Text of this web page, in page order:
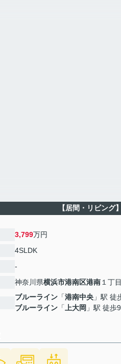
【居間・リビング】
3,799万円
4SLDK
-
神奈川県横浜市港南区港南 １丁
ブルーライン 「港南中央 」駅 徒
ブルーライン 「 上大岡 」駅 徒歩